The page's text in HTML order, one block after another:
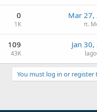
0
1K
Mar 27,
π.
109
43K
Jan
You must log in or register